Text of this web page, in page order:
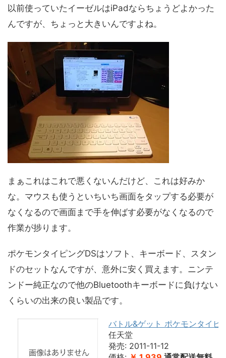
以前使っていたイーゼルはiPadならちょうどよかった
んですが、ちょっと大きいんですよね。
まぁこれはこれで悪くないんだけど、これは好みか
な。マウスも使うといちいち画面をタップする必要が
なくなるので画面まで手を伸ばす必要がなくなるので
作業が捗ります。
ポケモンタイピングDSはソフト、キーボード、スタン
ドのセットなんですが、意外に安く買えます。ニンテ
ンドー純正なので他のBluetoothキーボードに負けない
くらいの出来の良い製品です。
バトル&ゲット ポケモンタイピ
任天堂
発売: 2011-11-12